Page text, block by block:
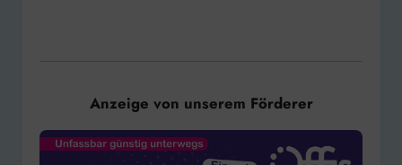
Anzeige von unserem Förderer